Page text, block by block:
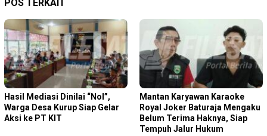
POS TERKAIT
Hasil Mediasi Dinilai “Nol”,
Warga Desa Kurup Siap Gelar
Aksi ke PT KIT
Mantan Karyawan Karaoke
Royal Joker Baturaja Mengaku
Belum Terima Haknya, Siap
Tempuh Jalur Hukum